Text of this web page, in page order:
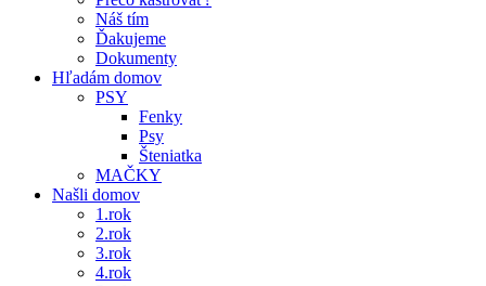
Náš tím
Ďakujeme
Dokumenty
Hľadám domov
PSY
Fenky
Psy
Šteniatka
MAČKY
Našli domov
1.rok
2.rok
3.rok
4.rok